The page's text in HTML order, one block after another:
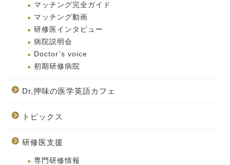
マッチング完全ガイド
マッチング動画
研修医インタビュー
病院説明会
Doctor’s voice
初期研修病院
Dr.押味の医学英語カフェ
トピックス
研修医支援
専門研修情報